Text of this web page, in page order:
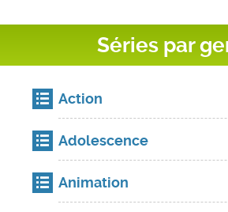
Séries par
Action
Adolescence
Animation